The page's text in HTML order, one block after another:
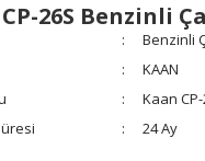
26S Benzinli
Benzinli
KAAN
Kaan
24 Ay